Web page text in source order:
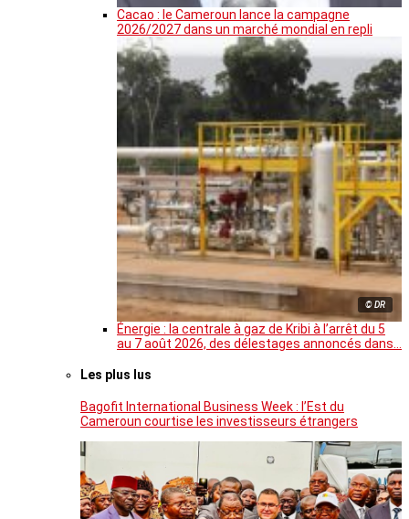
Cacao : le Cameroun lance la campagne
2026/2027 dans un marché mondial en repli
© DR
Énergie : la centrale à gaz de Kribi à l’arrêt du 5
au 7 août 2026, des délestages annoncés dans…
Les plus lus
Bagofit International Business Week : l’Est du
Cameroun courtise les investisseurs étrangers